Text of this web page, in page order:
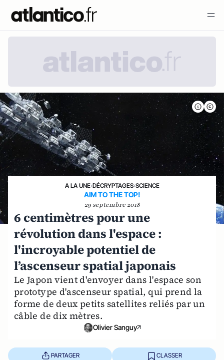
A LA UNE›DÉCRYPTAGES›SCIENCE
AIM TO THE TOP!
29 septembre 2018
6 centimètres pour une
révolution dans l'espace :
l'incroyable potentiel de
l’ascenseur spatial japonais
Le Japon vient d'envoyer dans l'espace son
prototype d'ascenseur spatial, qui prend la
forme de deux petits satellites reliés par un
câble de dix mètres.
Olivier Sanguy
PARTAGER CLASSER